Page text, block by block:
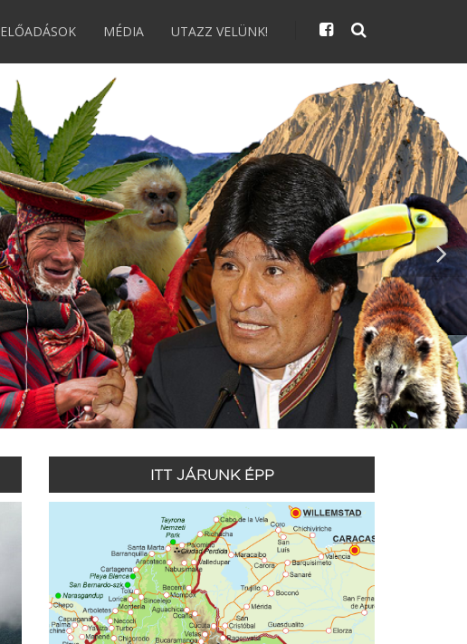
ELŐADÁSOK MÉDIA UTAZZ VELÜNK!
ITT JÁRUNK ÉPP